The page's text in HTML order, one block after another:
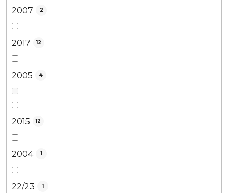
2007 2
2017 12
2005 4
2015 12
2004 1
22/23 1